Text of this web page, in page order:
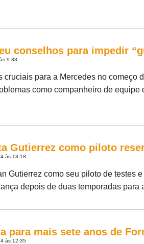
conselhos para impedir
9:33
cruciais para a Mercedes no começo
como companheiro de equipe
Gutierrez como piloto
às 13:18
Gutierrez como seu piloto de testes
depois de duas temporadas para
para mais sete anos de
às 12:35